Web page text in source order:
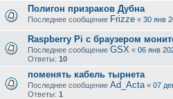
Полигон призраков Дубна
Последнее сообщение Frizze « 30 янв
Raspberry Pi с браузером
Последнее сообщение GSX « 06 янв
Ответы: 10
поменять кабель тырнета
Последнее сообщение Ad_Acta « 07
Ответы: 1